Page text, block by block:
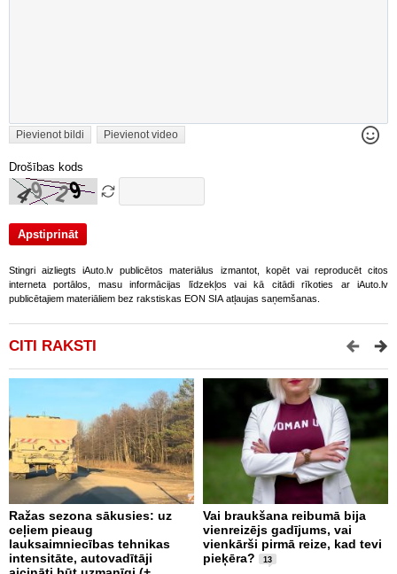
Pievienot bildi Pievienot video
Drošības kods
Stingri aizliegts iAuto.lv publicētos materiālus izmantot, kopēt vai reproducēt citos
interneta portālos, masu informācijas līdzekļos vai kā citādi rīkoties ar iAuto.lv
publicētajiem materiāliem bez rakstiskas EON SIA atļaujas saņemšanas.
CITI RAKSTI
Ražas sezona sākusies: uz
ceļiem pieaug
lauksaimniecības tehnikas
intensitāte, autovadītāji
Vai braukšana reibumā bija
vienreizējs gadījums, vai
vienkārši pirmā reize, kad tevi
pieķēra?
13